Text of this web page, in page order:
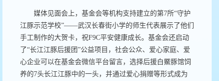
媒体见面会上，基金会等机构支持建立的第7所“守护
江豚示范学校”——武汉长春街小学的师生代表展示了他们
手工制作的大贺卡，祝F9C平安健康成长。基金会还启动
了“长江江豚后援团”公益项目，社会公众、爱心家庭、爱
心企业可以在基金会微信平台留言，选择后援白鱀豚馆饲
养的7头长江江豚中的一头，并通过爱心捐赠等形式成为